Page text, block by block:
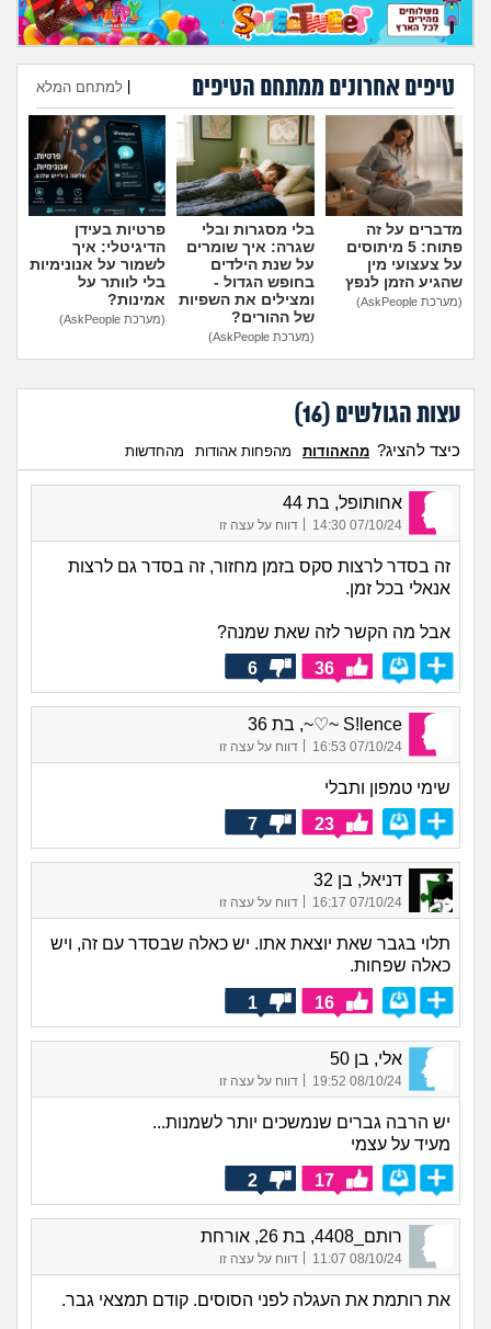
מה שעובר עליי
שומרים על הגוף
פיננסי וכלכלה
בין הסדינים
חיות מחמד
יוקר המחיה
טיפים אחרונים ממתחם הטיפים למתחם המלא
הוספת טיפ
מדברים על זה
פתוח: 5 מיתוסים
על צעצועי מין
שהגיע הזמן לנפץ
(מערכת AskPeople)
בלי מסגרות ובלי
שגרה: איך שומרים
על שנת הילדים
בחופש הגדול -
ומצילים את השפיות
של ההורים?
(מערכת AskPeople)
פרטיות בעידן
הדיגיטלי: איך
לשמור על אנונימיות
בלי לוותר על
אמינות?
(מערכת AskPeople)
עצות הגולשים (16
)
כיצד להציג? מהאהודות מהפחות אהודות מהחדשות
אחותופל, בת 44
07/10/24 14:30
| דווח על עצה זו
זה בסדר לרצות סקס בזמן מחזור, זה בסדר גם לרצות
אנאלי בכל זמן.
אבל מה הקשר לזה שאת שמנה?
36
6
S!lence ~♡~, בת 36
07/10/24 16:53 דווח על עצה זו
שימי טמפון ותבלי
23
7
דניאל, בן 32
07/10/24 16:17 דווח על עצה זו
תלוי בגבר שאת יוצאת אתו. יש כאלה שבסדר עם זה, ויש
כאלה שפחות.
16
1
אלי, בן 50
08/10/24 19:52
| דווח על עצה זו
יש הרבה גברים שנמשכים יותר לשמנות...
מעיד על עצמי
17
2
רותם_4408, בת 26, אורחת
08/10/24 11:07
| דווח על עצה זו
את רותמת את העגלה לפני הסוסים. קודם תמצאי גבר.